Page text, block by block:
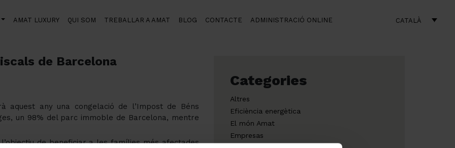
AMAT LUXURY QUI SOM TREBALLAR A AMAT BLOG CONTACTE ADMINISTRACIÓ ONLINE CATALÀ
de Barcelona
aquest any una congelació de l’Impost de Béns
un 98% del parc immoble de Barcelona, mentre
de beneficiar a les famílies més afectades
Categories
Altres
Eficiència energètica
El món Amat
Empresas